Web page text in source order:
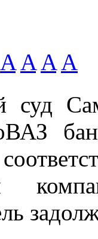
A A A A